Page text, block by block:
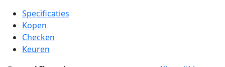
Specificaties
Kopen
Checken
Keuren